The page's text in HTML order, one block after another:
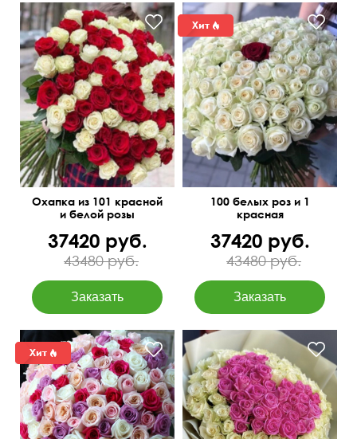
Доставим в день заказа
Охапка из 101 красной
и белой розы
37420 руб.
43480 руб.
100 белых роз и 1
красная
37420 руб.
43480 руб.
Упаковка Гигант из
матовой пленки